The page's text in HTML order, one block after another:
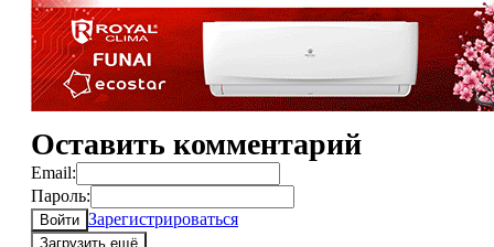
Оставить комментарий
Email:
Пароль:
Войти Зарегистрироваться
Загрузить ещё